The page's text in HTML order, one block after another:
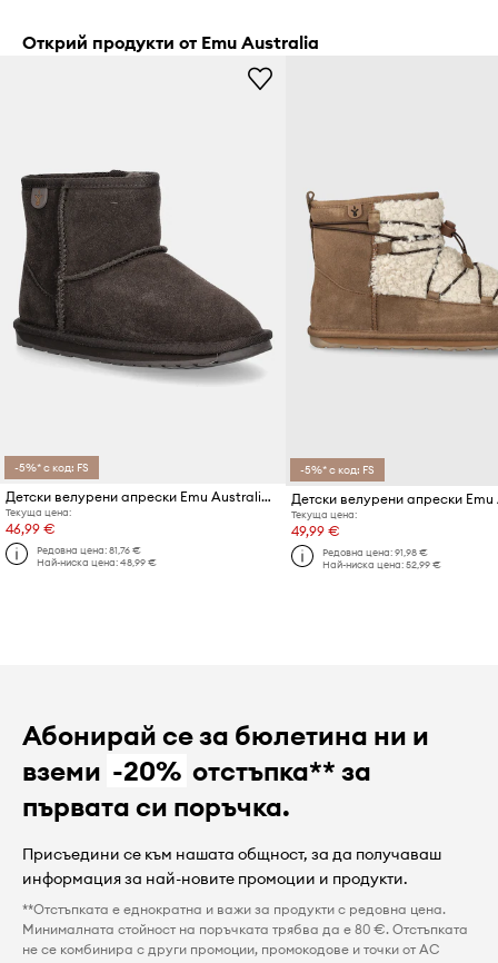
Открий продукти от Emu Australia
-5%* с код: FS
Детски велурени апрески Emu Australia Wallaby Mini
Текуща цена:
46,99 €
Редовна цена:81,76 €
Най-ниска цена:48,99 €
-5%* с код: FS
Текуща цена:
49,99 €
Редовна цена:91,98 €
Най-ниска цена:52,99 €
Абонирай се за бюлетина ни и
вземи -20% отстъпка** за
първата си поръчка.
Присъедини се към нашата общност, за да получаваш
информация за най-новите промоции и продукти.
**Отстъпката е еднократна и важи за продукти с редовна цена.
Минималната стойност на поръчката трябва да е 80 €. Отстъпката
не се комбинира с други промоции, промокодове и точки от AC